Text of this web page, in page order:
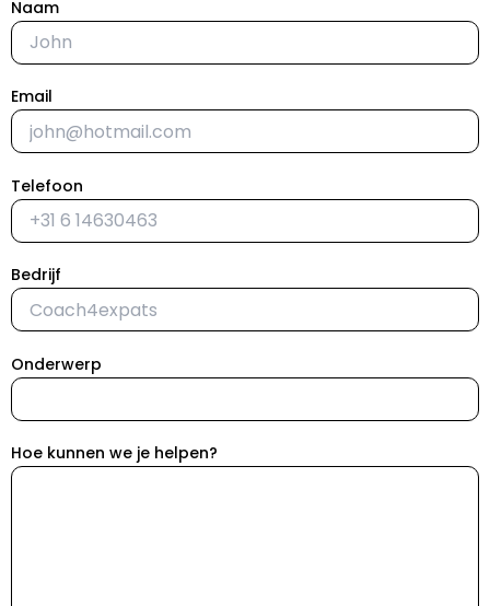
Naam
Email
Telefoon
Bedrijf
Onderwerp
Hoe kunnen we je helpen?